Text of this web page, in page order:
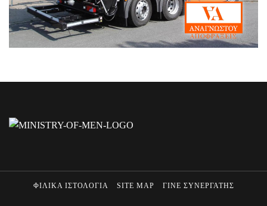
ΦΙΛΙΚΑ ΙΣΤΟΛΟΓΙΑ SITE MAP ΓΙΝΕ ΣΥΝΕΡΓΑΤΗΣ